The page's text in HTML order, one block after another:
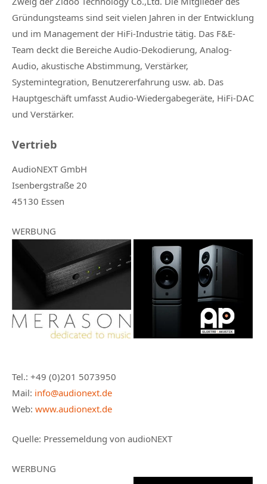
Gründungsteams sind seit vielen Jahren in der Entwicklung
und im Management der HiFi-Industrie tätig. Das F&E-
Team deckt die Bereiche Audio-Dekodierung, Analog-
Audio, akustische Abstimmung, Verstärker,
Systemintegration, Benutzererfahrung usw. ab. Das
Hauptgeschäft umfasst Audio-Wiedergabegeräte, HiFi-DAC
und Verstärker.
Vertrieb
AudioNEXT GmbH
Isenbergstraße 20
45130 Essen
WERBUNG
Tel.: +49 (0)201 5073950
Mail: info@audionext.de
Web: www.audionext.de
Quelle: Pressemeldung von audioNEXT
WERBUNG